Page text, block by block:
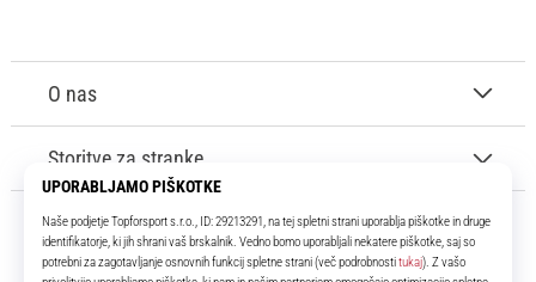
O nas
Storitve za stranke